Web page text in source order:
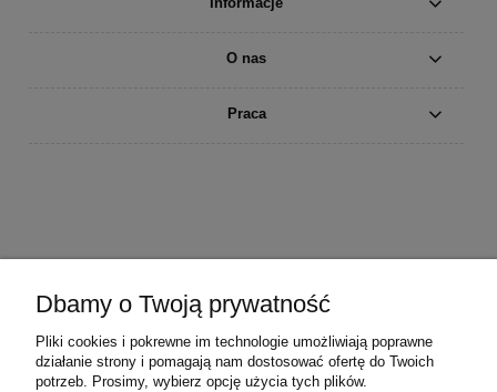
O nas
Praca
Dbamy o Twoją prywatność
Pliki cookies i pokrewne im technologie umożliwiają poprawne
działanie strony i pomagają nam dostosować ofertę do Twoich
potrzeb. Prosimy, wybierz opcję użycia tych plików.